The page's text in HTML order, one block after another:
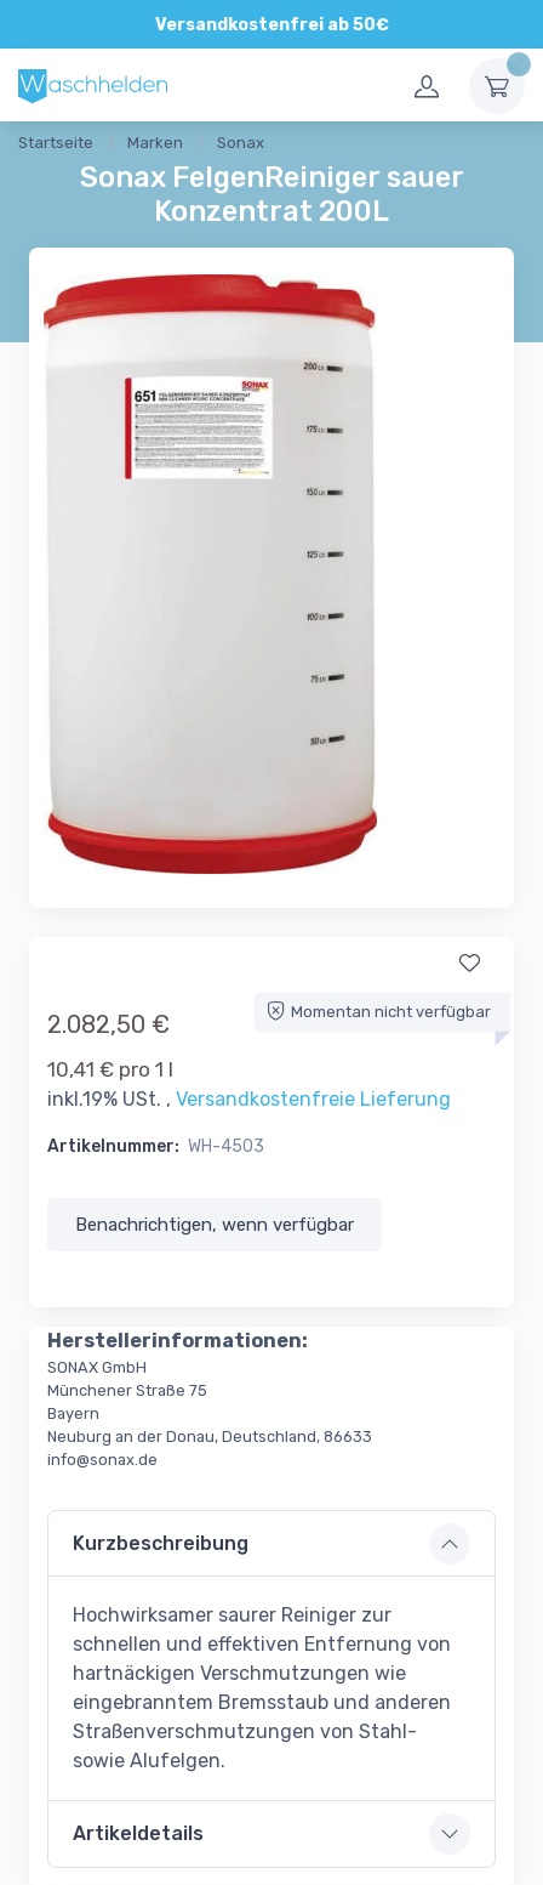
Versandkostenfrei ab 50€
Direkte und persönliche Beratung
Startseite Marken Sonax
Sonax FelgenReiniger sauer
Konzentrat 200L
Momentan nicht verfügbar
2.082,50 €
10,41 € pro 1 l
inkl.19% USt. , Versandkostenfreie Lieferung
Artikelnummer: WH-4503
Benachrichtigen, wenn verfügbar
Herstellerinformationen:
SONAX GmbH
Münchener Straße 75
Bayern
Neuburg an der Donau, Deutschland, 86633
info@sonax.de
Kurzbeschreibung
Hochwirksamer saurer Reiniger zur
schnellen und effektiven Entfernung von
hartnäckigen Verschmutzungen wie
eingebranntem Bremsstaub und anderen
Straßenverschmutzungen von Stahl-
sowie Alufelgen.
Artikeldetails